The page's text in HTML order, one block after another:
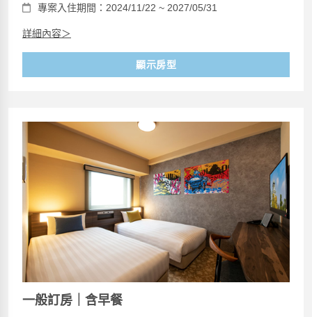
專案入住期間：2024/11/22 ~ 2027/05/31
詳細內容＞
顯示房型
一般訂房｜含早餐